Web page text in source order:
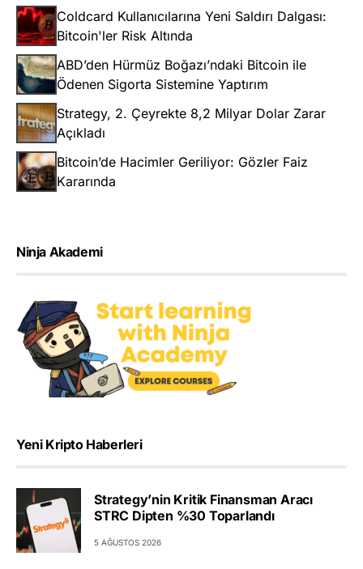
Coldcard Kullanıcılarına Yeni Saldırı Dalgası:
Bitcoin'ler Risk Altında
ABD’den Hürmüz Boğazı’ndaki Bitcoin ile
Ödenen Sigorta Sistemine Yaptırım
Strategy, 2. Çeyrekte 8,2 Milyar Dolar Zarar
Açıkladı
Bitcoin’de Hacimler Geriliyor: Gözler Faiz
Kararında
Ninja Akademi
Yeni Kripto Haberleri
Strategy’nin Kritik Finansman Aracı
STRC Dipten %30 Toparlandı
5 AĞUSTOS 2026